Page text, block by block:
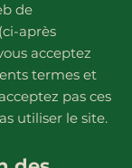
de
après
acceptez
termes et
pas ces
utiliser le site.